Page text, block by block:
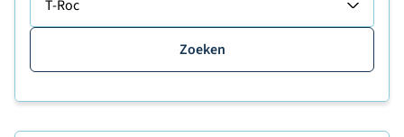
T-Roc
Zoeken